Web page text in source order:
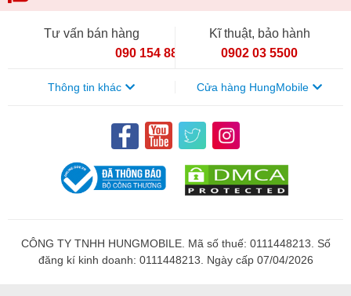
Tư vấn bán hàng
090 154 8866
Kĩ thuật, bảo hành
0902 03 5500
Thông tin khác Cửa hàng HungMobile
CÔNG TY TNHH HUNGMOBILE. Mã số thuế: 0111448213. Số
đăng kí kinh doanh: 0111448213. Ngày cấp 07/04/2026